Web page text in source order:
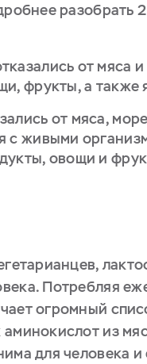
разобрать
от мяса
фрукты, а также
от мяса,
с живыми
овощи и
Потребляя
огромный
аминокислот из
для человека